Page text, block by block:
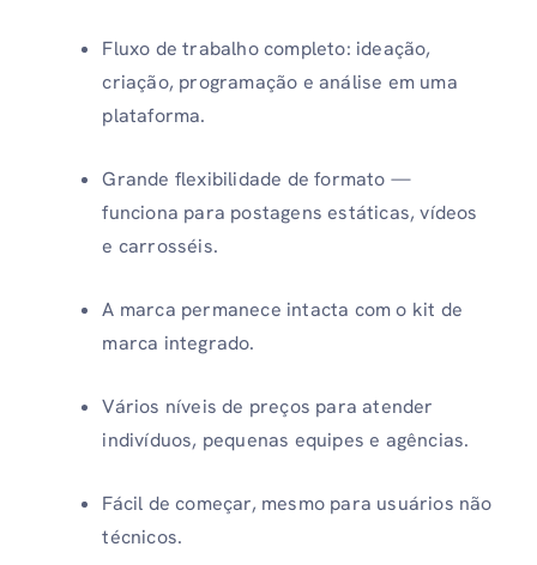
Fluxo de trabalho completo: ideação,
criação, programação e análise em uma
plataforma.
Grande flexibilidade de formato —
funciona para postagens estáticas, vídeos
e carrosséis.
A marca permanece intacta com o kit de
marca integrado.
Vários níveis de preços para atender
indivíduos, pequenas equipes e agências.
Fácil de começar, mesmo para usuários não
técnicos.